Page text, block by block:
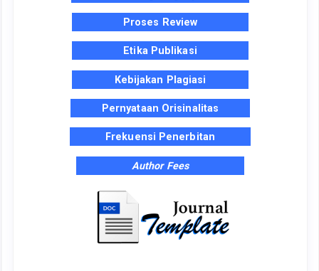
Proses Review
Etika Publikasi
Kebijakan Plagiasi
Pernyataan Orisinalitas
Frekuensi Penerbitan
Author Fees